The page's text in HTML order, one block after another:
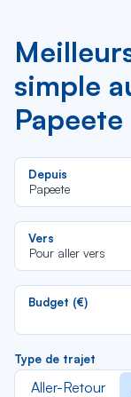
simple
Papeete
Depuis
Papeete
Vers
Pour aller vers
Budget (€)
Type de trajet
Aller-Retour